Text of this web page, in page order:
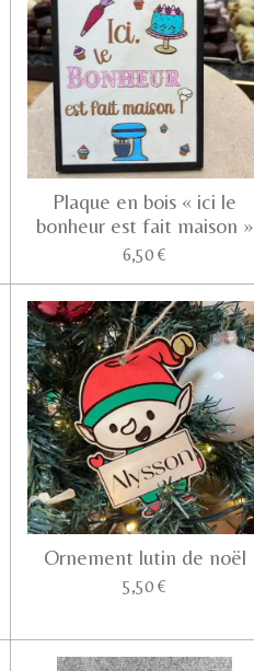
Plaque en bois « ici le
bonheur est fait maison »
6,50 €
Ornement lutin de noël
5,50 €